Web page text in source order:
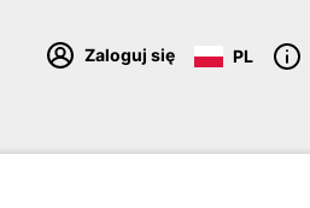
Zaloguj się PL